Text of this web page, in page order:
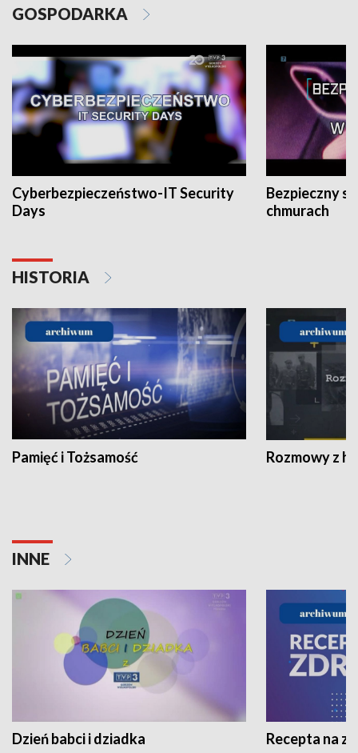
GOSPODARKA
Cyberbezpieczeństwo-IT Security
Days
Bezpieczny
chmurach
HISTORIA
Pamięć i Tożsamość Rozmowy z
INNE
Dzień babci i dziadka Recepta na